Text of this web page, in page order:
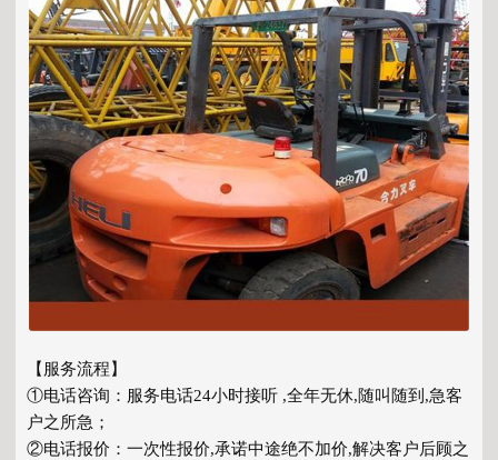
【服务流程】
①电话咨询：服务电话24小时接听 ,全年无休,随叫随到,急客
户之所急；
②电话报价：一次性报价,承诺中途绝不加价,解决客户后顾之